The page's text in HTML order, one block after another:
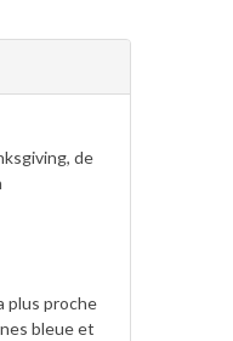
de
plus proche
bleue et